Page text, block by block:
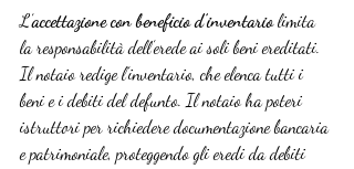
L’accettazione con beneficio d’inventario limita
la responsabilità dell’erede ai soli beni ereditati.
Il notaio redige l’inventario, che elenca tutti i
beni e i debiti del defunto. Il notaio ha poteri
istruttori per richiedere documentazione bancaria
e patrimoniale, proteggendo gli eredi da debiti